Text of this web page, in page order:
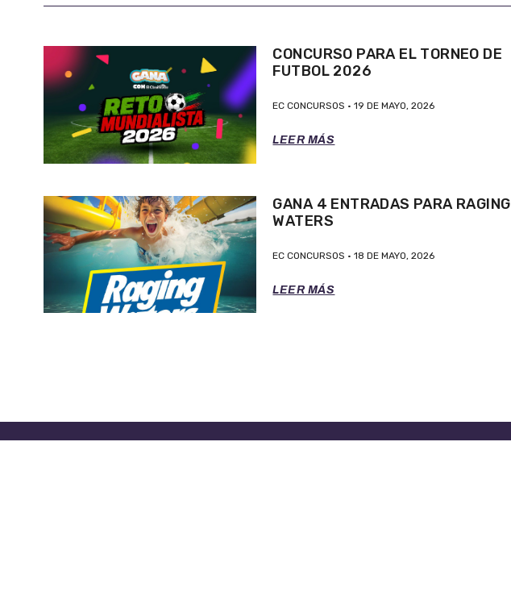
CONCURSO PARA EL TORNEO DE
FUTBOL 2026
EC CONCURSOS 19 DE MAYO, 2026
LEER MÁS
GANA 4 ENTRADAS PARA RAGING
WATERS
EC CONCURSOS 18 DE MAYO, 2026
LEER MÁS